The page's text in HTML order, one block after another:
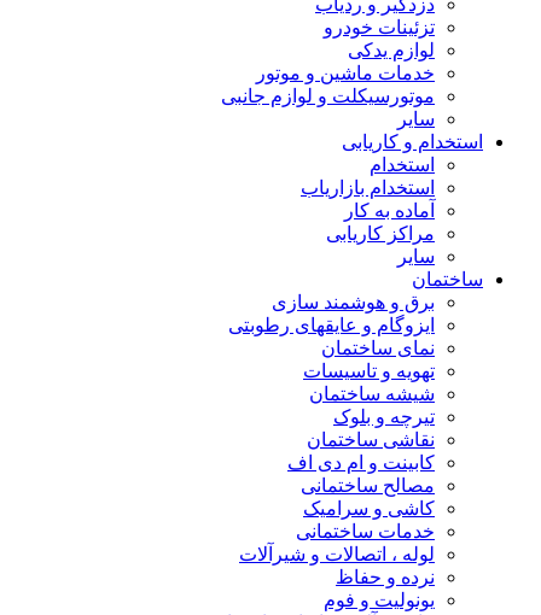
دزدگیر و ردیاب
تزئینات خودرو
لوازم یدکی
خدمات ماشین و موتور
موتورسیکلت و لوازم جانبی
سایر
استخدام و کاریابی
استخدام
استخدام بازاریاب
آماده به کار
مراکز کاریابی
سایر
ساختمان
برق و هوشمند سازی
ایزوگام و عایقهای رطوبتی
نمای ساختمان
تهویه و تاسیسات
شیشه ساختمان
تیرچه و بلوک
نقاشی ساختمان
کابینت و ام دی اف
مصالح ساختمانی
کاشی و سرامیک
خدمات ساختمانی
لوله ، اتصالات و شیرآلات
نرده و حفاظ
یونولیت و فوم